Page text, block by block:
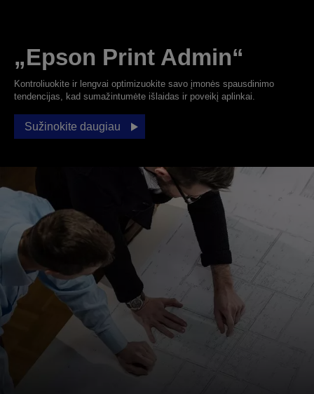
„Epson Print Admin“
Kontroliuokite ir lengvai optimizuokite savo įmonės spausdinimo
tendencijas, kad sumažintumėte išlaidas ir poveikį aplinkai.
Sužinokite daugiau